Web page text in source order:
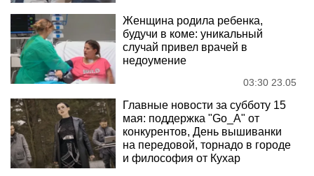
Женщина родила ребенка,
будучи в коме: уникальный
случай привел врачей в
недоумение
03:30 23.05
Главные новости за субботу 15
мая: поддержка "Go_A" от
конкурентов, День вышиванки
на передовой, торнадо в городе
и философия от Кухар